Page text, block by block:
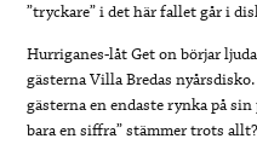
”tryckare” i det här fallet går i
Hurriganes-låt Get on börjar
gästerna Villa Bredas
gästerna en endaste rynka på
bara en siffra” stämmer trots allt?